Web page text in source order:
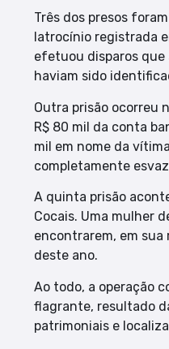
Três dos presos
latrocínio registrada
efetuou disparos que
haviam sido
Outra prisão ocorreu
R$ 80 mil da conta
mil em nome da
completamente
A quinta prisão
Cocais. Uma mulher
encontrarem, em sua
deste ano.
Ao todo, a operação
flagrante, resultado
patrimoniais e